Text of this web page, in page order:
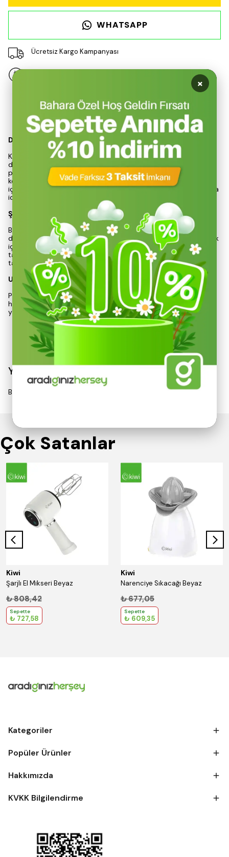
WHATSAPP
Ücretsiz Kargo Kampanyası
Ürün Açıklaması
Dayanıklılık ve Isı Yalıtımı
Kiwi’nin KT-8690 modeli, 750 ml kapasitesi ile hem kamp hem
de günlük kullanım için ideal bir termos seçeneğidir. Çift cidarlı
paslanmaz çelik gövdesi, içeceklerin sıcaklığını koruma
konusunda mükemmel bir performans sergiler; sıcak içecekler
için yaklaşık 24 saat, soğuk içecekler için de aynı süre boyunca
ideal sıcaklıkta kalmasını sağlar.
Şık ve Fonksiyonel Tasarım
Bu termos, sağlam yapısı ve şık görünümü ile dikkat çekerken,
dış darbelere karşı da dayanıklıdır. Bardaklı kapak özelliği, pratik
içim imkanı sunar ve taşıma kolaylığı sağlar. Sızdırmaz kapak
tasarımı, çanta veya araç içinde güvenli bir şekilde
taşınabilmesini mümkün kılar.
Uzun Ömürlü ve Hijyenik Kullanım
Paslanmaz çelik malzeme, hem uzun ömürlü kullanım hem de
hijyenik bir deneyim sunar. Kamp aktivitelerinizde veya günlük
yaşamınızda, Kiwi KT-8690 termosu ile içeceklerinizi her z
Devamını Göster
Yorumlar
Bu ürün için henüz yorum yapılmamış.
Çok Satanlar
Kiwi
Şarjlı El Mikseri Beyaz
₺ 808,42
Sepette
₺ 727,58
Kiwi
Narenciye Sıkacağı Beyaz
₺ 677,05
Sepette
₺ 609,35
Kategoriler
Popüler Ürünler
Hakkımızda
KVKK Bilgilendirme
×